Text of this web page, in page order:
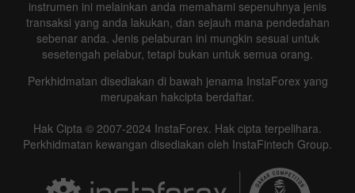
instrumen ini melainkan anda memahami sepenuhnya jenis
transaksi yang anda lakukan, dan sejauh mana pendedahan
sebenar anda. Jenis pelaburan ini mungkin sesuai untuk
sesetengah pelabur, tetapi bukan untuk semua orang.
Perkhidmatan disediakan di bawah jenama InstaForex yang
merupakan hakcipta berdaftar.
Hak Cipta © 2007-2024 InstaForex. Hak cipta terpelihara.
Perkhidmatan kewangan disediakan oleh InstaFintech Group.